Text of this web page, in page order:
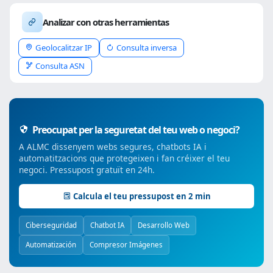
Analizar con otras herramientas
Geolocalitzar IP
Consulta inversa
Consulta ASN
Preocupat per la seguretat del teu web o negoci?
A ALMC dissenyem webs segures, chatbots IA i
automatitzacions que protegeixen i fan créixer el teu
negoci. Pressupost gratuït en 24h.
Calcula el teu pressupost en 2 min
Ciberseguridad Chatbot IA Desarrollo Web
Automatización Compresor Imágenes